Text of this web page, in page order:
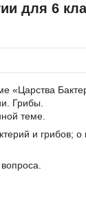
для 6
«Царства
Грибы.
теме.
и грибов; о